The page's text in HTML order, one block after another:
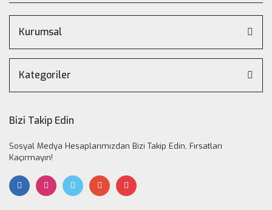
Kurumsal
Kategoriler
Bizi Takip Edin
Sosyal Medya Hesaplarımızdan Bizi Takip Edin, Fırsatları
Kaçırmayın!